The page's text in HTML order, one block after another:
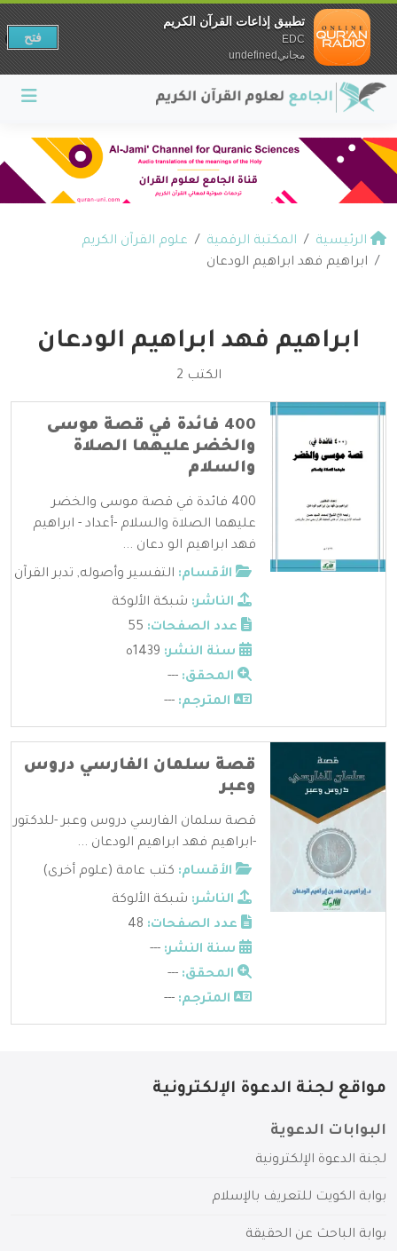
الرئيسية المكتبة الرقمية
علوم القرآن الكريم
ابراهيم فهد ابراهيم الودعان
ابراهيم فهد ابراهيم الودعان
الكتب 2
400 فائدة في قصة موسى
والخضر عليهما الصلاة
والسلام
400 فائدة في قصة موسى والخضر
عليهما الصلاة والسلام -أعداد - ابراهيم
فهد ابراهيم الو دعان ...
الأقسام: التفسير وأصوله, تدبر القرآن
الناشر: شبكة الألوكة
عدد الصفحات:
سنة النشر:
المحقق: ---
المترجم: ---
قصة سلمان الفارسي دروس
وعبر
قصة سلمان الفارسي دروس وعبر -للدكتور
-ابراهيم فهد ابراهيم الودعان ...
الأقسام: كتب عامة (علوم أخرى)
الناشر: شبكة الألوكة
عدد الصفحات:
سنة النشر: ---
المحقق: ---
المترجم: ---
مواقع لجنة الدعوة الإلكترونية
البوابات الدعوية
لجنة الدعوة الإلكترونية
بوابة الكويت للتعريف بالإسلام
بوابة الباحث عن الحقيقة
تطبيق إذاعات القرآن الكريم
EDC
مجانيundefined
فتح